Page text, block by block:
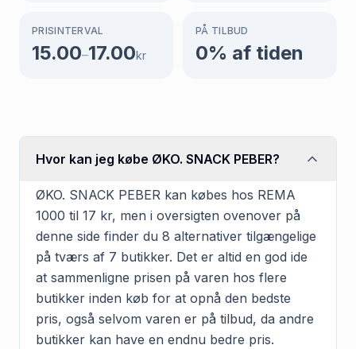
PRISINTERVAL
15.00–17.00kr
PÅ TILBUD
0% af tiden
Hvor kan jeg købe ØKO. SNACK PEBER?
ØKO. SNACK PEBER kan købes hos REMA
1000 til 17 kr, men i oversigten ovenover på
denne side finder du 8 alternativer tilgængelige
på tværs af 7 butikker. Det er altid en god ide
at sammenligne prisen på varen hos flere
butikker inden køb for at opnå den bedste
pris, også selvom varen er på tilbud, da andre
butikker kan have en endnu bedre pris.